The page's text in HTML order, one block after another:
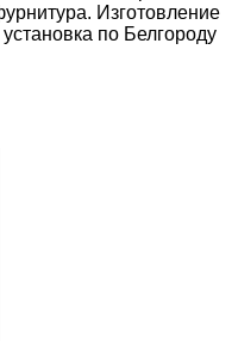
Изготовление
по Белгороду